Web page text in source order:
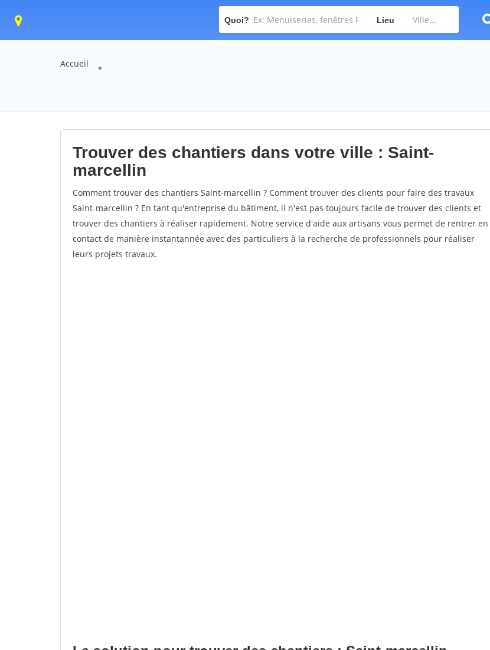
Quoi? Lieu
Accueil
Trouver des chantiers dans votre ville : Saint-
marcellin
Comment trouver des chantiers Saint-marcellin ? Comment trouver des clients pour faire des travaux
Saint-marcellin ? En tant qu'entreprise du bâtiment, il n'est pas toujours facile de trouver des clients et
trouver des chantiers à réaliser rapidement. Notre service d'aide aux artisans vous permet de rentrer en
contact de manière instantannée avec des particuliers à la recherche de professionnels pour réaliser
leurs projets travaux.